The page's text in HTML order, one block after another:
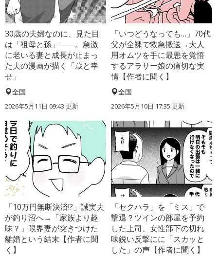
30歳の夫婦なのに、見た目
は「祖母と孫」――。急激
に老いる妻と成長が止まっ
た夫の漫画が描く「歳と幸
せ」
全国
2026年5月11日 09:43 更新
「いつどうなっても…」70代
父が全裸で救急搬送→大人
用オムツを手に最悪を覚悟
するアラサー娘の痛切な実
情【作者に聞く】
全国
2026年5月10日 17:35 更新
「10万円無断決済!?」誠実夫
が釣り沼へ→「家族より趣
味？」限界妻が突きつけた
離婚という結末【作者に聞
く】
「セクハラ」を「ミス」で
撃退？ツインの部屋を予約
した上司、女性部下の切れ
味鋭い反撃にに「スカッと
した」の声【作者に聞く】